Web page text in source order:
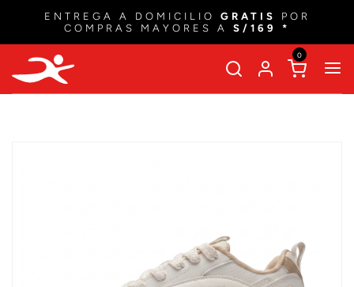
ENTREGA A DOMICILIO GRATIS
POR
COMPRAS MAYORES A S/169 *
0